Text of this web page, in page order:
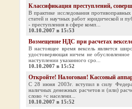
Классификация преступлений,
В практике исследования
статей и научных работ юридической и
- преступления в сфере комп...
10.10.2007 в 15:53
Возмещение НДС при расчетах
В настоящее время вексель является
удостоверяющая ничем не обусловленное
наступлении указанного сро...
10.10.2007 в 15:52
Откройте! Налоговая! Кассовый
С 28 июня 2003г. вступил в силу
наличных денежных расчетов и (или)
слово +с населени...
10.10.2007 в 15:52